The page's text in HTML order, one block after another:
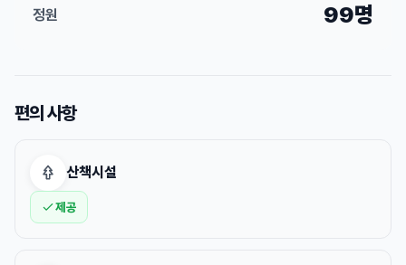
정원 99명
편의 사항
산책시설
제공